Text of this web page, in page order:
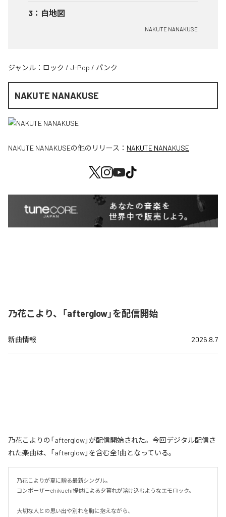
3 ： 白地図
NAKUTE NANAKUSE
ジャンル： ロック / J-Pop / パンク
NAKUTE NANAKUSE
NAKUTE NANAKUSEの他のリリース： NAKUTE NANAKUSE
乃花こより、「afterglow」を配信開始
新曲情報 2026.8.7
乃花こよりの「afterglow」が配信開始された。今回デジタル配信さ
れた楽曲は、「afterglow」を含む全1曲となっている。
乃花こよりが夏に贈る最新シングル。
コンポーザーchikuchi提供による夕暮れが溶け込むようなエモロック。
大切な人との思い出や別れを胸に抱えながら、